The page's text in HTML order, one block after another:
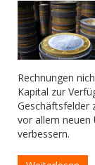
Rechnungen
Kapital zur
Geschäftsfelder
vor allem neuen
verbessern.